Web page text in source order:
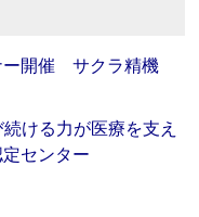
ー開催 サクラ精機
ける力が医療を支え
センター